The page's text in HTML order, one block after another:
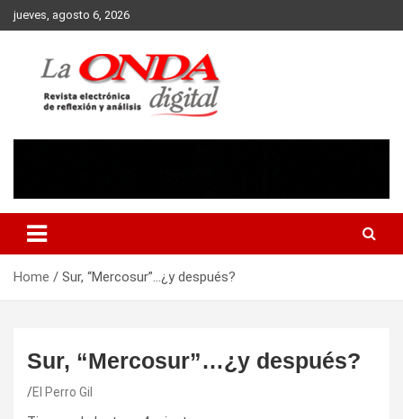
Skip
to
jueves, agosto 6, 2026
Home Sur, “Mercosur”…¿y después?
Sur, “Mercosur”…¿y después?
El Perro Gil